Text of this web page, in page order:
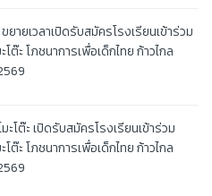
ยายเวลาเปิดรับสมัครโรงเรียนเข้าร่วม
โต๊ะ โภชนาการเพื่อเด็กไทย ก้าวไกล
ะโต๊ะ เปิดรับสมัครโรงเรียนเข้าร่วม
โต๊ะ โภชนาการเพื่อเด็กไทย ก้าวไกล